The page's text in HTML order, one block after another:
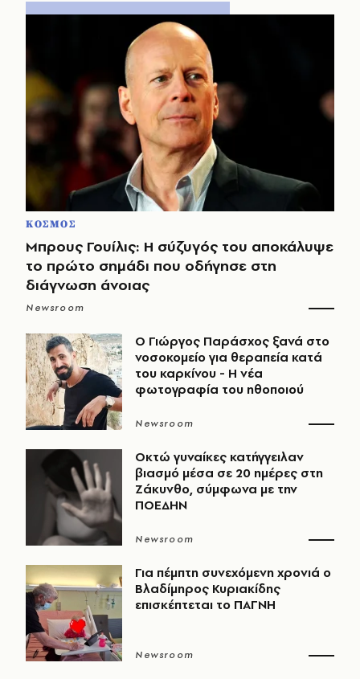
ΚΟΣΜΟΣ
Μπρους Γουίλις: Η σύζυγός του αποκάλυψε
το πρώτο σημάδι που οδήγησε στη
διάγνωση άνοιας
Newsroom
O Γιώργος Παράσχος ξανά στο
νοσοκομείο για θεραπεία κατά
του καρκίνου - Η νέα
φωτογραφία του ηθοποιού
Newsroom
Οκτώ γυναίκες κατήγγειλαν
βιασμό μέσα σε 20 ημέρες στη
Ζάκυνθο, σύμφωνα με την
ΠΟΕΔΗΝ
Newsroom
Για πέμπτη συνεχόμενη χρονιά ο
Βλαδίμηρος Κυριακίδης
επισκέπτεται το ΠΑΓΝΗ
Newsroom